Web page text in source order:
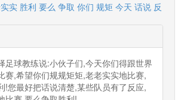
实 胜利 要么 争取 你们 规矩 今天 话说 反
足球教练说:小伙子们,今天你们得跟世界
赛,希望你们规规矩矩,老老实实地比赛,
!您最好把话说清楚,某些队员有了反应,